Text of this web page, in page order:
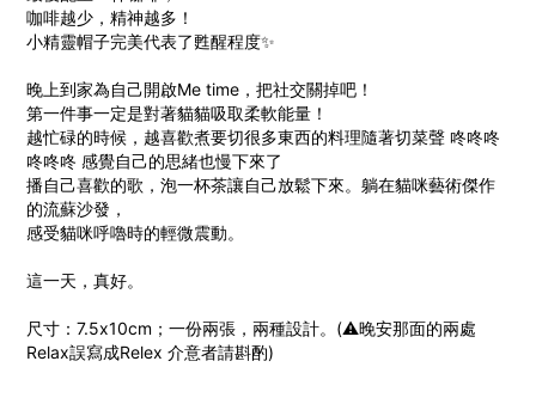
咖啡越少，精神越多！
小精靈帽子完美代表了甦醒程度✨
晚上到家為自己開啟Me time，把社交關掉吧！
第一件事一定是對著貓貓吸取柔軟能量！
越忙碌的時候，越喜歡煮要切很多東西的料理隨著切菜聲 咚咚咚
咚咚咚 感覺自己的思緒也慢下來了
播自己喜歡的歌，泡一杯茶讓自己放鬆下來。躺在貓咪藝術傑作
的流蘇沙發，
感受貓咪呼嚕時的輕微震動。
這一天，真好。
尺寸：7.5x10cm；一份兩張，兩種設計。(⚠️晚安那面的兩處
Relax誤寫成Relex 介意者請斟酌)